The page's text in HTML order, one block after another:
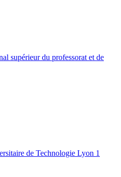
supérieur du professorat et de
de Technologie Lyon 1